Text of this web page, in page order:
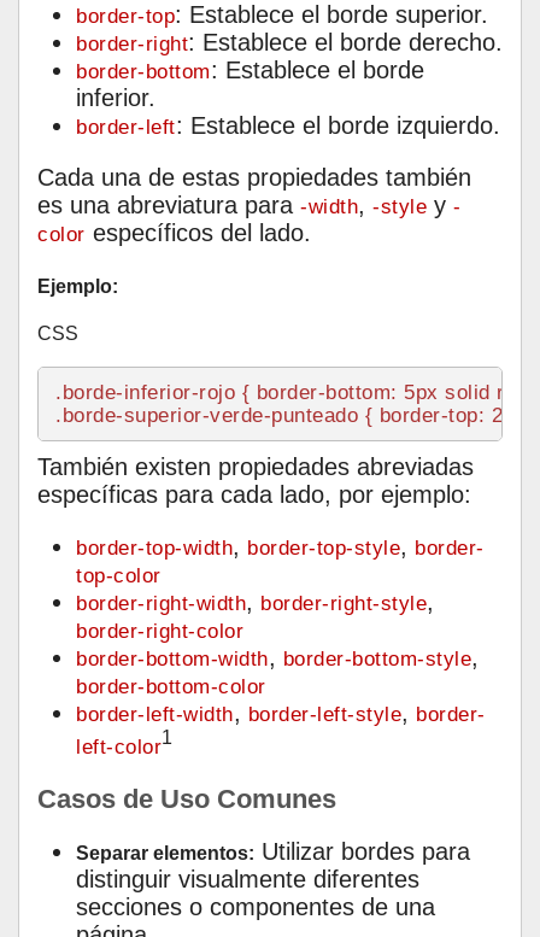
border-top: Establece el borde superior.
border-right: Establece el borde derecho.
border-bottom: Establece el borde
inferior.
border-left: Establece el borde izquierdo.
Cada una de estas propiedades también
es una abreviatura para -width, -style y -
color específicos del lado.
Ejemplo:
CSS
.borde-inferior-rojo { border-bottom: 5px
.borde-superior-verde-punteado { border-top: 2px
También existen propiedades abreviadas
específicas para cada lado, por ejemplo:
border-top-width, border-top-style, border-
top-color
border-right-width, border-right-style,
border-right-color
border-bottom-width, border-bottom-style,
border-bottom-color
border-left-width, border-left-style, border-
left-color1
Casos de Uso Comunes
Separar elementos: Utilizar bordes para
distinguir visualmente diferentes
secciones o componentes de una